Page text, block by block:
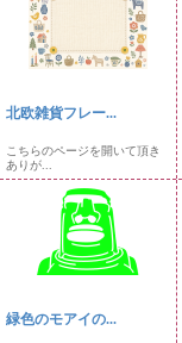
北欧雑貨フレー...
こちらのページを開いて頂き
ありが...
緑色のモアイの...